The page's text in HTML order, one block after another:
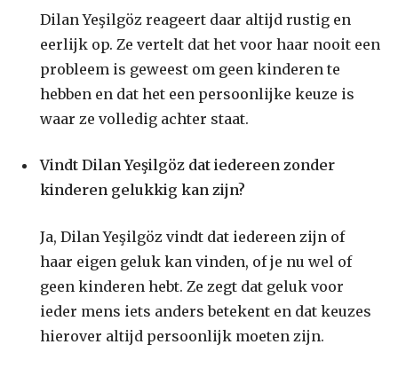
Dilan Yeşilgöz reageert daar altijd rustig en
eerlijk op. Ze vertelt dat het voor haar nooit een
probleem is geweest om geen kinderen te
hebben en dat het een persoonlijke keuze is
waar ze volledig achter staat.
Vindt Dilan Yeşilgöz dat iedereen zonder
kinderen gelukkig kan zijn?
Ja, Dilan Yeşilgöz vindt dat iedereen zijn of
haar eigen geluk kan vinden, of je nu wel of
geen kinderen hebt. Ze zegt dat geluk voor
ieder mens iets anders betekent en dat keuzes
hierover altijd persoonlijk moeten zijn.